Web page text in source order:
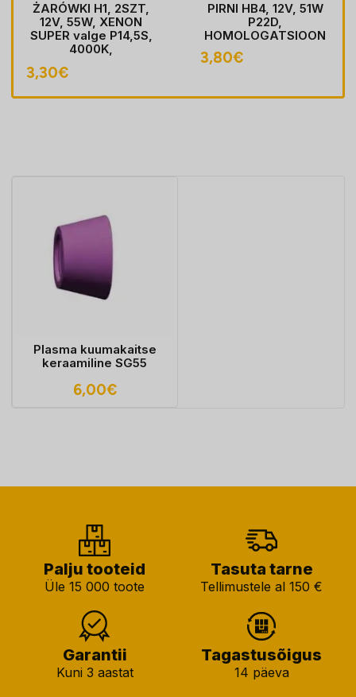
ŻARÓWKI H1, 2SZT,
12V, 55W, XENON
SUPER valge P14,5S,
4000K,
3,30€
PIRNI HB4, 12V, 51W
P22D,
HOMOLOGATSIOON
3,80€
Plasma kuumakaitse
keraamiline SG55
6,00€
Palju tooteid
Üle 15 000 toote
Tasuta tarne
Tellimustele al 150 €
Garantii
Kuni 3 aastat
Tagastusõigus
14 päeva